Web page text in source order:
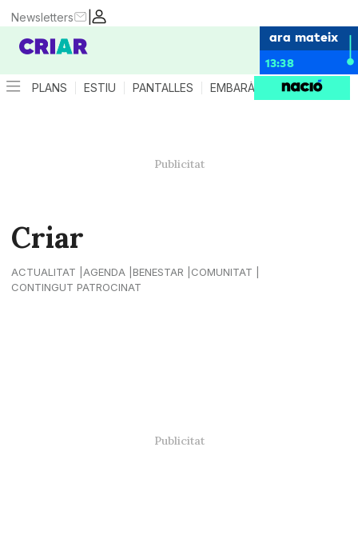
|
Newsletters
ara mateix
13:38
PLANS ESTIU PANTALLES EMBARÀS CRIANÇA
Criar
ACTUALITAT AGENDA BENESTAR
COMUNITAT
CONTINGUT PATROCINAT